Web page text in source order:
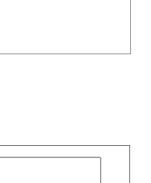
らせし、適切な範
範囲内でのみ、お